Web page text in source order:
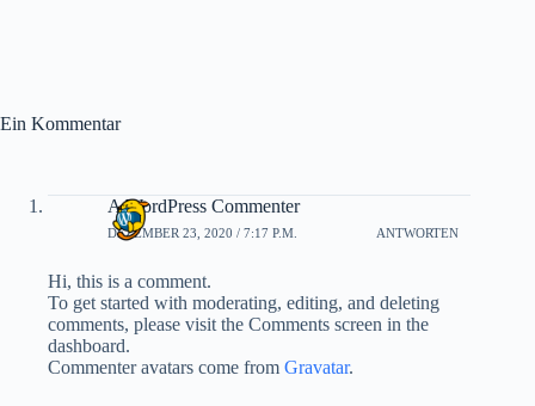
Ein Kommentar
A WordPress Commenter
DEZEMBER 23, 2020 / 7:17 P.M. ANTWORTEN
Hi, this is a comment.
To get started with moderating, editing, and deleting
comments, please visit the Comments screen in the
dashboard.
Commenter avatars come from Gravatar.